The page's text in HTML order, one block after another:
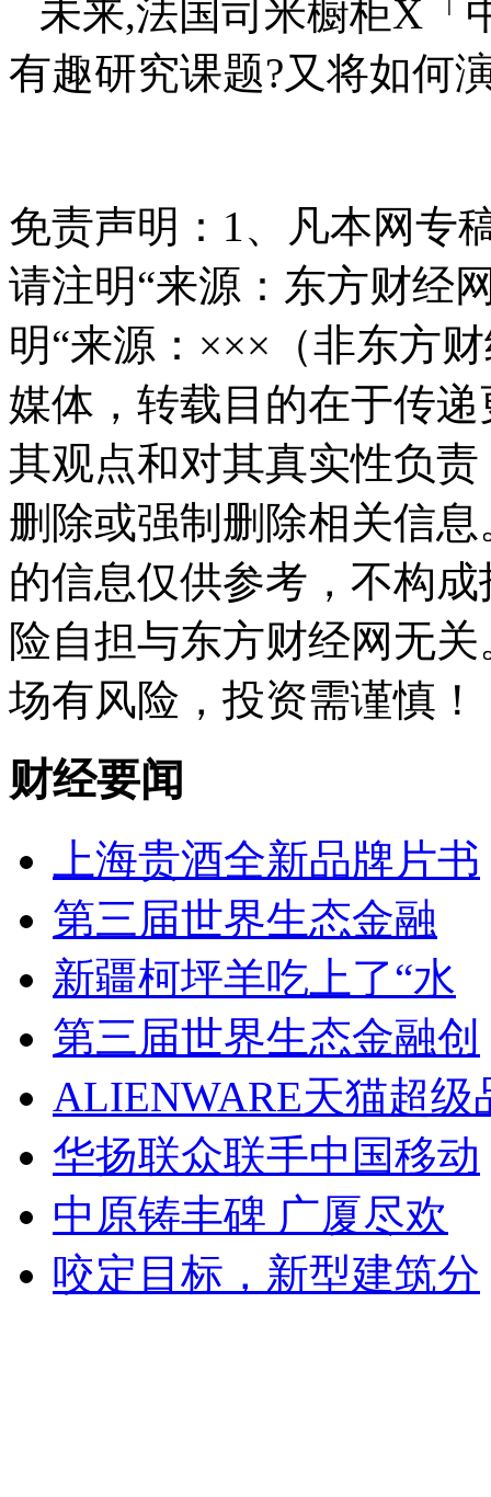
未来,法国司米橱柜X「
有趣研究课题?又将如何
免责声明： 1、凡本网专
请注明“来源：东方财经
明“来源：×××（非东方
媒体，转载目的在于传
其观点和对其真实性负
删除或强制删除相关信
的信息仅供参考，不构
险自担与东方财经网无
场有风险，投资需谨慎！
财经要闻
上海贵酒全新品牌片书
第三届世界生态金融
新疆柯坪羊吃上了“水
第三届世界生态金融创
ALIENWARE天猫超级
华扬联众联手中国移动
中原铸丰碑 广厦尽欢
咬定目标，新型建筑分